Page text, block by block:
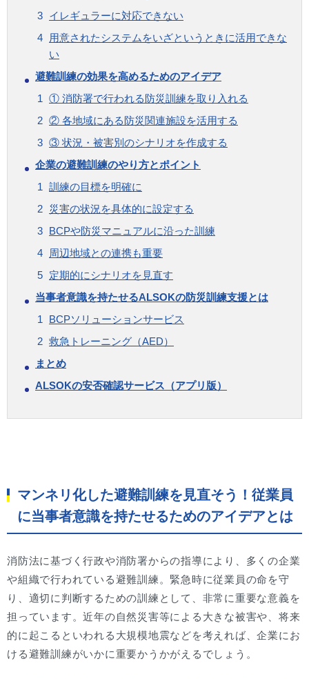
イレギュラーに対応できない
用意されたシステムをいざというときに活用できな
い
避難訓練の効果を高めるためのアイデア
① 消防署で行われる防災訓練を取り入れる
② 各地域にある防災関連施設を活用する
③ 状況・被害別のシナリオを作成する
企業の避難訓練のやり方とポイント
訓練の目標を明確に
災害の状況を具体的に設定する
BCPや防災マニュアルに沿った訓練
周辺地域との連携も重要
定期的にシナリオを見直す
当事者意識を持たせるALSOKの防災訓練支援とは
BCPソリューションサービス
救急トレーニング（AED）
まとめ
ALSOKの安否確認サービス（アプリ版）
マンネリ化した避難訓練を見直そう！従業員
に当事者意識を持たせるためのアイデアとは
消防法に基づく行政や消防署からの指導により、多くの企業
や組織で行われている避難訓練。緊急時に従業員の命を守
り、適切に判断するための訓練として、非常に重要な意義を
担っています。近年の自然災害等による大きな被害や、将来
的に起こるといわれる大規模地震などを考えれば、企業にお
ける避難訓練がいかに重要かうかがえるでしょう。